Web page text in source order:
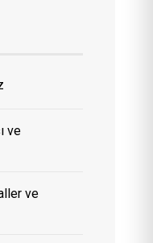
ve
ve